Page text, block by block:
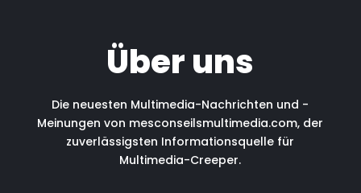
Über uns
Die neuesten Multimedia-Nachrichten und -
Meinungen von mesconseilsmultimedia.com, der
zuverlässigsten Informationsquelle für
Multimedia-Creeper.